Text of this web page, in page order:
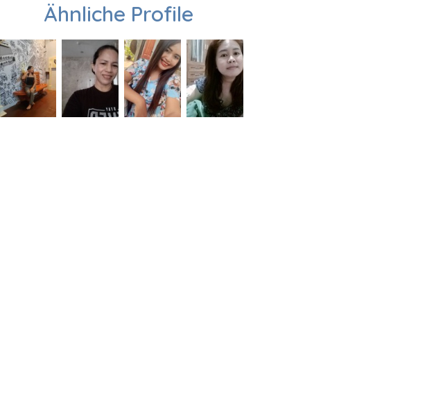
Ähnliche Profile